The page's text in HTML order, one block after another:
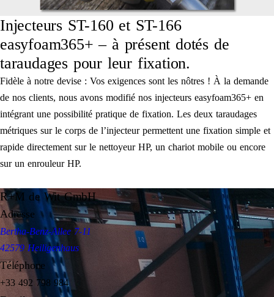
Injecteurs ST-160 et ST-166
easyfoam365+ – à présent dotés de
taraudages pour leur fixation.
Fidèle à notre devise : Vos exigences sont les nôtres ! À la demande
de nos clients, nous avons modifié nos injecteurs easyfoam365+ en
intégrant une possibilité pratique de fixation. Les deux taraudages
métriques sur le corps de l’injecteur permettent une fixation simple et
rapide directement sur le nettoyeur HP, un chariot mobile ou encore
sur un enrouleur HP.
R+M de Wit GmbH
Adresse
Bertha-Benz-Allee 7-11
42579 Heiligenhaus
Téléphone
+33 492 798 984